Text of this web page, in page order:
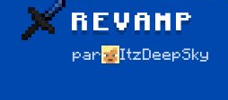
REVAMP
par ItzDeepSky